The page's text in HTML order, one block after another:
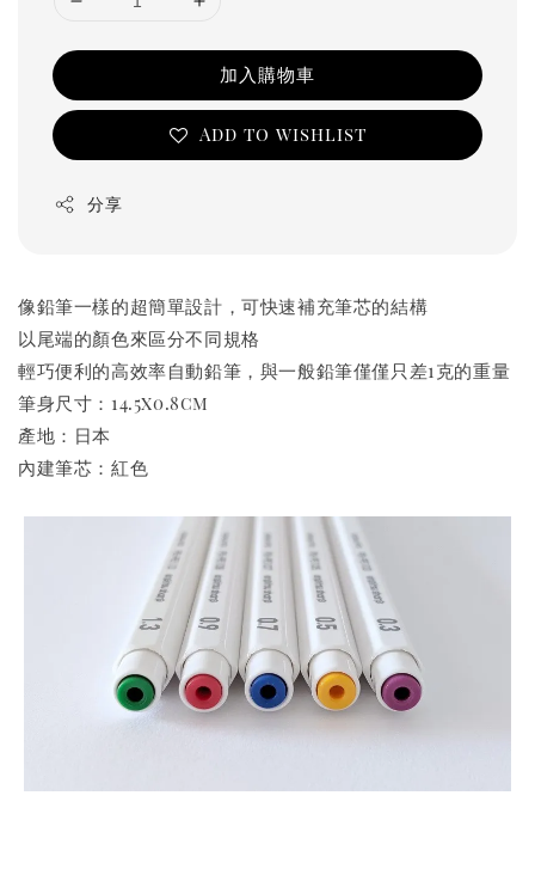
加入購物車
Add to wishlist
分享
像鉛筆一樣的超簡單設計，可快速補充筆芯的結構
以尾端的顏色來區分不同規格
輕巧便利的高效率自動鉛筆，與一般鉛筆僅僅只差1克的重量
筆身尺寸：14.5x0.8cm
產地：日本
內建筆芯：紅色